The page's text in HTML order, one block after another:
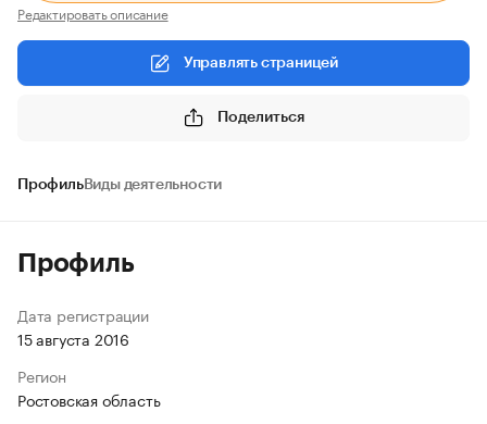
Редактировать описание
Управлять страницей
Поделиться
ПрофильВиды деятельности
Профиль
Дата регистрации
15 августа 2016
Регион
Ростовская область